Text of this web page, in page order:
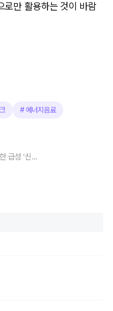
로만 활용하는 것이 바람
# 에너지음료
'술 아닙니다..' 짧은 시간에 많이 마시면 무시무시한 급성 '신장 손상'까지 일으킬 수 있다는 죽음의 음료